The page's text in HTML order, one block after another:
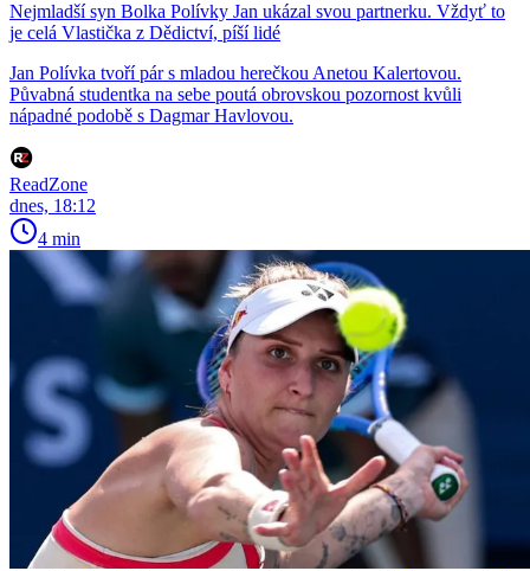
Nejmladší syn Bolka Polívky Jan ukázal svou partnerku. Vždyť to
je celá Vlastička z Dědictví, píší lidé
Jan Polívka tvoří pár s mladou herečkou Anetou Kalertovou.
Půvabná studentka na sebe poutá obrovskou pozornost kvůli
nápadné podobě s Dagmar Havlovou.
ReadZone
dnes, 18:12
4 min